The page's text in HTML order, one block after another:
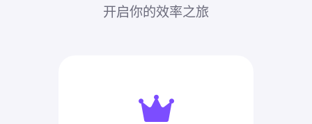
开启你的效率之旅